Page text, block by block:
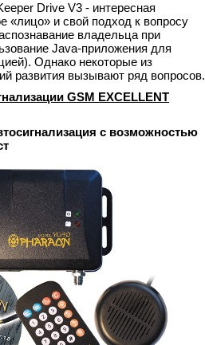
Drive V3 - интересная
«лицо» и свой подход к вопросу
владельца при
Java-приложения для
Однако некоторые из
развития вызывают ряд вопросов.
GSM EXCELLENT
с возможностью